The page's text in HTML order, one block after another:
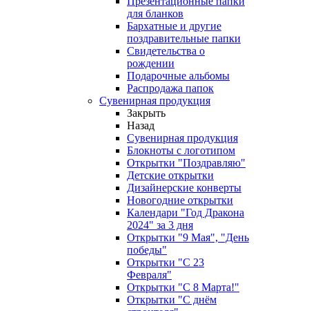
для бланков
Бархатные и другие
поздравительные папки
Свидетельства о
рождении
Подарочные альбомы
Распродажа папок
Сувенирная продукция
Закрыть
Назад
Сувенирная продукция
Блокноты с логотипом
Открытки "Поздравляю"
Детские открытки
Дизайнерские конверты
Новогодние открытки
Календари "Год Дракона
2024" за 3 дня
Открытки "9 Мая", "День
победы"
Открытки "С 23
Февраля"
Открытки "С 8 Марта!"
Открытки "С днём